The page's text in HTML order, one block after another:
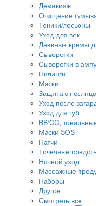
Демакияж
Очищение
Тоники/лосьоны
Уход для век
Дневные кремы
Сыворотки
Сыворотки в
Пилинги
Маски
Защита от
Уход после
Уход для губ
BB/CC,
Маски SOS
Патчи
Точечные
Ночной уход
Массажные
Наборы
Другое
Смотреть все